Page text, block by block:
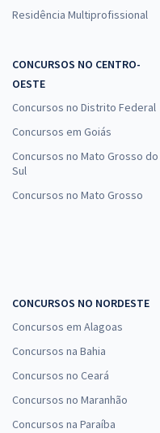
Residência Multiprofissional
CONCURSOS NO CENTRO-
OESTE
Concursos no Distrito Federal
Concursos em Goiás
Concursos no Mato Grosso do
Sul
Concursos no Mato Grosso
CONCURSOS NO NORDESTE
Concursos em Alagoas
Concursos na Bahia
Concursos no Ceará
Concursos no Maranhão
Concursos na Paraíba